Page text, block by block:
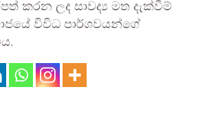
කරන ලද සාවද්‍ය මත දැක්වීම්
විවිධ පාර්ශවයන්ගේ